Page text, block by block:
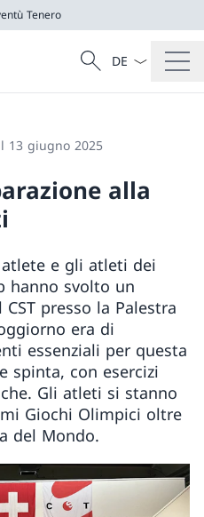
Tenero
Cercare
Ricerca
Dal menu a
13 giugno 2025
alla
e gli atleti dei
hanno svolto un
presso la Palestra
era di
essenziali per questa
spinta, con esercizi
Gli atleti si stanno
Giochi Olimpici oltre
del Mondo.